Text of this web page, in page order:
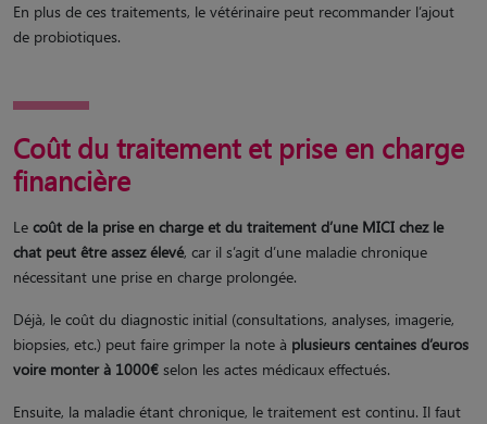
En plus de ces traitements, le vétérinaire peut recommander l’ajout
de probiotiques.
Coût du traitement et prise en charge
financière
Le coût de la prise en charge et du traitement d’une MICI chez le
chat peut être assez élevé, car il s’agit d’une maladie chronique
nécessitant une prise en charge prolongée.
Déjà, le coût du diagnostic initial (consultations, analyses, imagerie,
biopsies, etc.) peut faire grimper la note à plusieurs centaines d’euros
voire monter à 1000€ selon les actes médicaux effectués.
Ensuite, la maladie étant chronique, le traitement est continu. Il faut